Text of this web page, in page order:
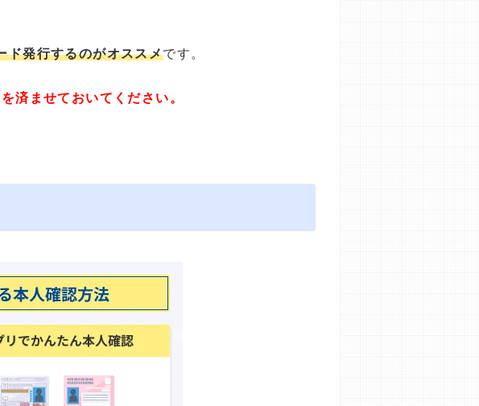
ド発行するのがオススメです。
済ませておいてください。